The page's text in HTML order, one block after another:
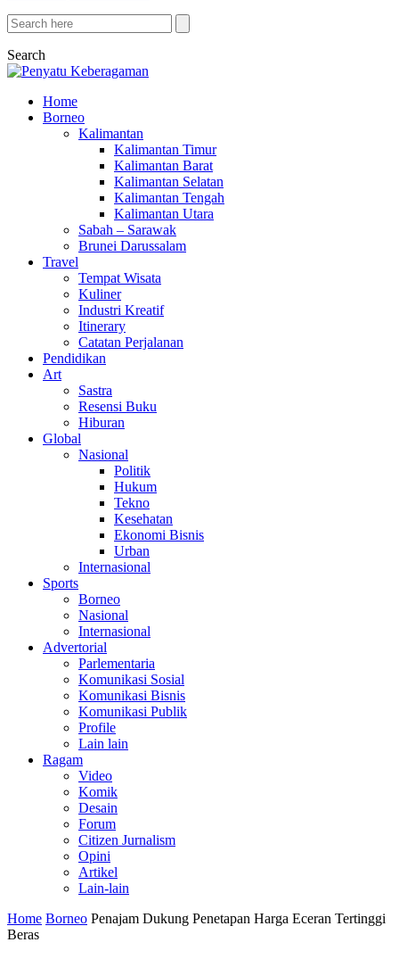
Search
Home
Borneo
Kalimantan
Kalimantan Timur
Kalimantan Barat
Kalimantan Selatan
Kalimantan Tengah
Kalimantan Utara
Sabah – Sarawak
Brunei Darussalam
Travel
Tempat Wisata
Kuliner
Industri Kreatif
Itinerary
Catatan Perjalanan
Pendidikan
Art
Sastra
Resensi Buku
Hiburan
Global
Nasional
Politik
Hukum
Tekno
Kesehatan
Ekonomi Bisnis
Urban
Internasional
Sports
Borneo
Nasional
Internasional
Advertorial
Parlementaria
Komunikasi Sosial
Komunikasi Bisnis
Komunikasi Publik
Profile
Lain lain
Ragam
Video
Komik
Desain
Forum
Citizen Jurnalism
Opini
Artikel
Lain-lain
Home Borneo Penajam Dukung Penetapan Harga Eceran Tertinggi
Beras